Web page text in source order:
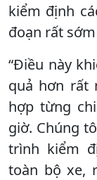
kiểm định
đoạn rất
“Điều này
quả hơn rất
hợp từng
giờ. Chúng
trình kiểm
toàn bộ xe,